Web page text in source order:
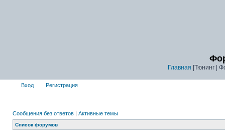
Главная |Тюнинг |
Вход Регистрация
Сообщения без ответов | Активные темы
Список форумов